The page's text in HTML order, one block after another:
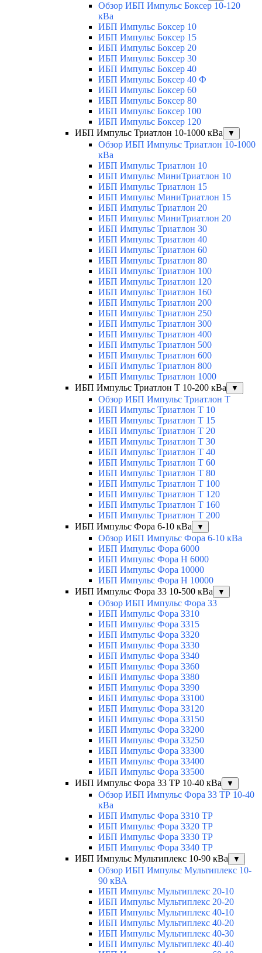
Обзор ИБП Импульс Боксер 10-120
кВа
ИБП Импульс Боксер 10
ИБП Импульс Боксер 15
ИБП Импульс Боксер 20
ИБП Импульс Боксер 30
ИБП Импульс Боксер 40
ИБП Импульс Боксер 40 Ф
ИБП Импульс Боксер 60
ИБП Импульс Боксер 80
ИБП Импульс Боксер 100
ИБП Импульс Боксер 120
ИБП Импульс Триатлон 10-1000 кВа
▼
Обзор ИБП Импульс Триатлон 10-1000
кВа
ИБП Импульс Триатлон 10
ИБП Импульс МиниТриатлон 10
ИБП Импульс Триатлон 15
ИБП Импульс МиниТриатлон 15
ИБП Импульс Триатлон 20
ИБП Импульс МиниТриатлон 20
ИБП Импульс Триатлон 30
ИБП Импульс Триатлон 40
ИБП Импульс Триатлон 60
ИБП Импульс Триатлон 80
ИБП Импульс Триатлон 100
ИБП Импульс Триатлон 120
ИБП Импульс Триатлон 160
ИБП Импульс Триатлон 200
ИБП Импульс Триатлон 250
ИБП Импульс Триатлон 300
ИБП Импульс Триатлон 400
ИБП Импульс Триатлон 500
ИБП Импульс Триатлон 600
ИБП Импульс Триатлон 800
ИБП Импульс Триатлон 1000
ИБП Импульс Триатлон Т 10-200 кВа
▼
Обзор ИБП Импульс Триатлон Т
ИБП Импульс Триатлон Т 10
ИБП Импульс Триатлон Т 15
ИБП Импульс Триатлон Т 20
ИБП Импульс Триатлон Т 30
ИБП Импульс Триатлон Т 40
ИБП Импульс Триатлон Т 60
ИБП Импульс Триатлон Т 80
ИБП Импульс Триатлон Т 100
ИБП Импульс Триатлон Т 120
ИБП Импульс Триатлон Т 160
ИБП Импульс Триатлон Т 200
ИБП Импульс Фора 6-10 кВа
▼
Обзор ИБП Импульс Фора 6-10 кВа
ИБП Импульс Фора 6000
ИБП Импульс Фора H 6000
ИБП Импульс Фора 10000
ИБП Импульс Фора H 10000
ИБП Импульс Фора 33 10-500 кВа
▼
Обзор ИБП Импульс Фора 33
ИБП Импульс Фора 3310
ИБП Импульс Фора 3315
ИБП Импульс Фора 3320
ИБП Импульс Фора 3330
ИБП Импульс Фора 3340
ИБП Импульс Фора 3360
ИБП Импульс Фора 3380
ИБП Импульс Фора 3390
ИБП Импульс Фора 33100
ИБП Импульс Фора 33120
ИБП Импульс Фора 33150
ИБП Импульс Фора 33200
ИБП Импульс Фора 33250
ИБП Импульс Фора 33300
ИБП Импульс Фора 33400
ИБП Импульс Фора 33500
ИБП Импульс Фора 33 ТР 10-40 кВа
▼
Обзор ИБП Импульс Фора 33 ТР 10-40
кВа
ИБП Импульс Фора 3310 ТР
ИБП Импульс Фора 3320 ТР
ИБП Импульс Фора 3330 ТР
ИБП Импульс Фора 3340 ТР
ИБП Импульс Мультиплекс 10-90 кВа
▼
Обзор ИБП Импульс Мультиплекс 10-
90 кВА
ИБП Импульс Мультиплекс 20-10
ИБП Импульс Мультиплекс 20-20
ИБП Импульс Мультиплекс 40-10
ИБП Импульс Мультиплекс 40-20
ИБП Импульс Мультиплекс 40-30
ИБП Импульс Мультиплекс 40-40